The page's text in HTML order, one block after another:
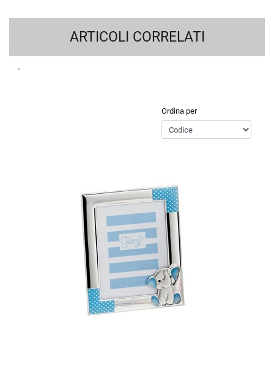
ARTICOLI CORRELATI
Ordina per